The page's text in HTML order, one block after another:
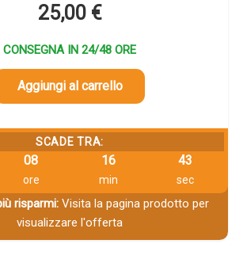
25,00 €
CONSEGNA IN 24/48 ORE
Aggiungi al carrello
SCADE TRA:
08
ore
16
min
42
sec
risparmi:Visita la pagina prodotto per
visualizzare l'offerta